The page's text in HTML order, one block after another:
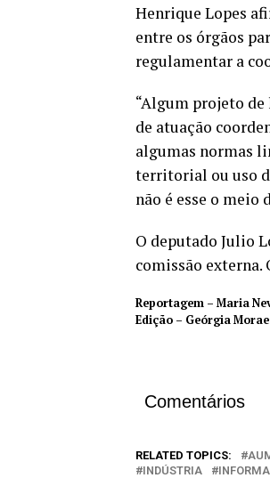
Henrique Lopes
entre os órgãos
regulamentar a
“Algum projeto
de atuação
algumas normas
territorial ou uso
não é esse o meio
O deputado Julio
comissão
Reportagem – Maria
Edição – Geórgia
Comentários
RELATED TOPICS:
INDÚSTRIA